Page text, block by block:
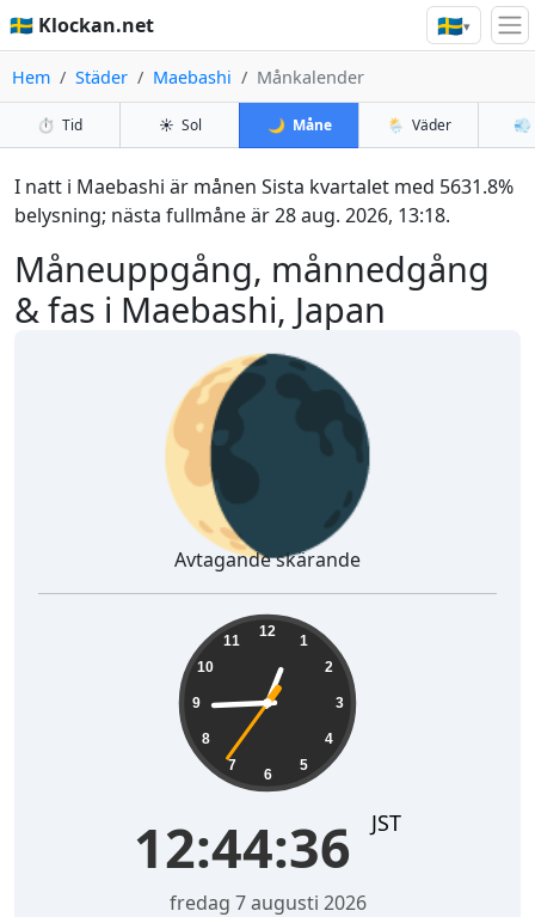
🇸🇪 Klockan.net 🇸🇪▾
Hem Städer Maebashi Månkalender
⏱️ Tid ☀️ Sol 🌙 Måne 🌦️ Väder 💨
Måneuppgång, månnedgång
& fas i Maebashi, Japan
I natt i Maebashi är månen Sista kvartalet med 5631.8%
belysning; nästa fullmåne är 28 aug. 2026, 13:18.
🌘
Avtagande skärande
12
1
2
3
4
5
6
7
8
9
10
11
12:44:37 JST
fredag 7 augusti 2026